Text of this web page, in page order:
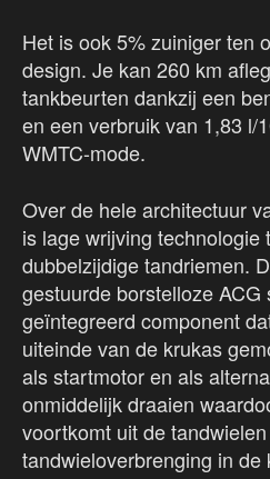
Het is ook 5% zuiniger ten
design. Je kan 260 km
tankbeurten dankzij een
en een verbruik van 1,83 l/
WMTC-mode.
Over de hele architectuur
is lage wrijving technologie
dubbelzijdige tandriemen.
gestuurde borstelloze ACG
geïntegreerd component
uiteinde van de krukas
als startmotor en als
onmiddelijk draaien
voortkomt uit de
tandwieloverbrenging in